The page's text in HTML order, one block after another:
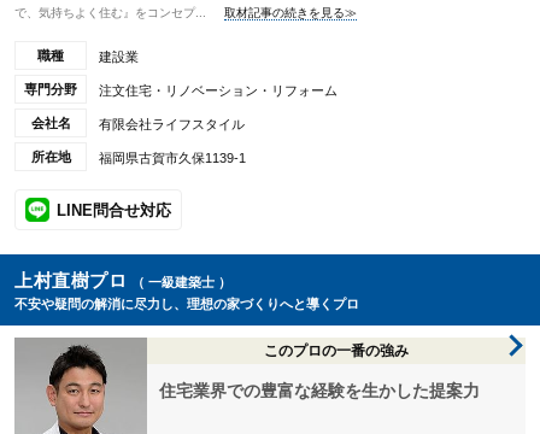
で、気持ちよく住む』をコンセプ...
取材記事の続きを見る≫
職種 建設業
専門分野 注文住宅・リノベーション・リフォーム
会社名 有限会社ライフスタイル
所在地 福岡県古賀市久保1139-1
LINE問合せ対応
上村直樹プロ
（ 一級建築士 ）
不安や疑問の解消に尽力し、理想の家づくりへと導くプロ
このプロの一番の強み
住宅業界での豊富な経験を生かした提案力